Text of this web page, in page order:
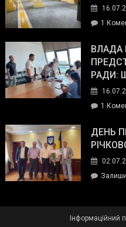
1
ВЛАДА
РАДИ:
1
ДЕНЬ
Інформаційний